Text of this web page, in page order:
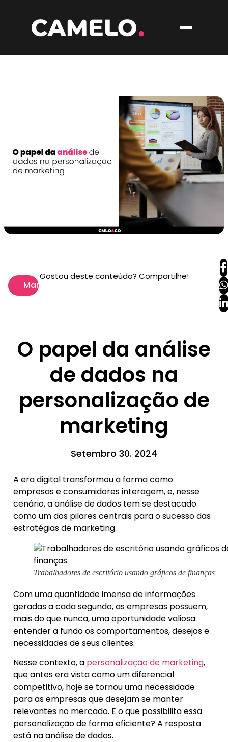
Marketing
Gostou deste conteúdo? Compartilhe!
O papel da análise
de dados na
personalização de
marketing
Setembro 30. 2024
A era digital transformou a forma como
empresas e consumidores interagem, e, nesse
cenário, a análise de dados tem se destacado
como um dos pilares centrais para o sucesso das
estratégias de marketing.
Trabalhadores de escritório usando gráficos de finanças
Com uma quantidade imensa de informações
geradas a cada segundo, as empresas possuem,
mais do que nunca, uma oportunidade valiosa:
entender a fundo os comportamentos, desejos e
necessidades de seus clientes.
Nesse contexto, a personalização de marketing,
que antes era vista como um diferencial
competitivo, hoje se tornou uma necessidade
para as empresas que desejam se manter
relevantes no mercado. E o que possibilita essa
personalização de forma eficiente? A resposta
está na análise de dados.